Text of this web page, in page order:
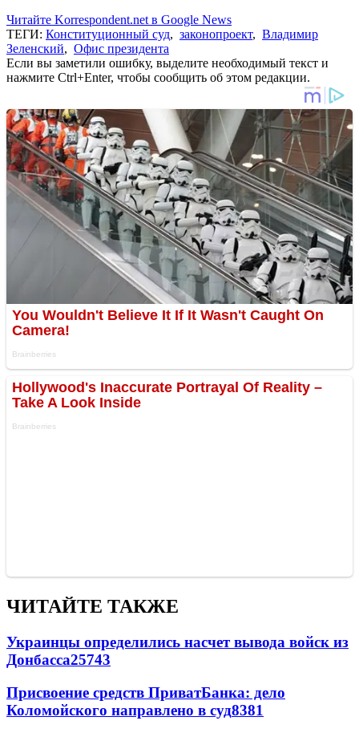
Читайте Korrespondent.net в Google News
ТЕГИ: Конституционный суд, законопроект, Владимир
Зеленский, Офис президента
Если вы заметили ошибку, выделите необходимый текст и
нажмите Ctrl+Enter, чтобы сообщить об этом редакции.
ЧИТАЙТЕ ТАКЖЕ
Украинцы определились насчет вывода войск из
Донбасса25743
Присвоение средств ПриватБанка: дело
Коломойского направлено в суд8381